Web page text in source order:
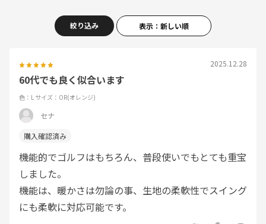
絞り込み 表示：新しい順
2025.12.28
60代でも良く似合います
色：L サイズ：OR(オレンジ)
セナ
機能的でゴルフはもちろん、普段使いでもとても重宝
しました。
機能は、暖かさは勿論の事、生地の柔軟性でスイング
にも柔軟に対応可能です。